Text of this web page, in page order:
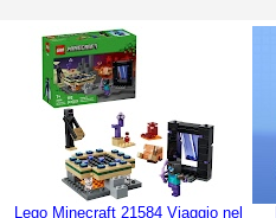
Lego Minecraft 21584 Viaggio nel